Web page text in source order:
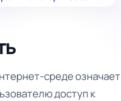
среде означает
доступ к